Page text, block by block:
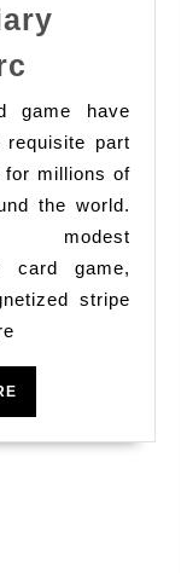
A
Accessible
Way
Finagle
Pecuniary
game have
requisite part
millions of
the world.
modest
card game,
stripe